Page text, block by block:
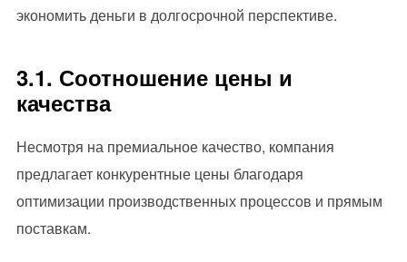
экономить деньги в долгосрочной перспективе.
3.1. Соотношение цены и
качества
Несмотря на премиальное качество, компания
предлагает конкурентные цены благодаря
оптимизации производственных процессов и прямым
поставкам.